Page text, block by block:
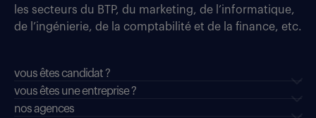
les secteurs du BTP, du marketing, de l’informatique,
de l’ingénierie, de la comptabilité et de la finance, etc.
vous êtes candidat ?
vous êtes une entreprise ?
nos agences